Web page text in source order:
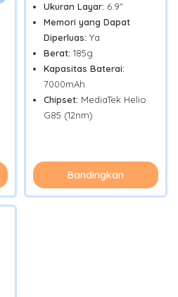
Ukuran Layar: 6.9"
Memori yang Dapat
Diperluas: Ya
Berat: 185g
Kapasitas Baterai:
7000mAh
Chipset: MediaTek Helio
G85 (12nm)
Bandingkan